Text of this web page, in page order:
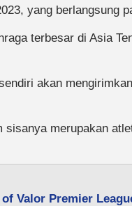
yang berlangsung
terbesar di Asia
akan
sisanya merupakan
Valor Premier